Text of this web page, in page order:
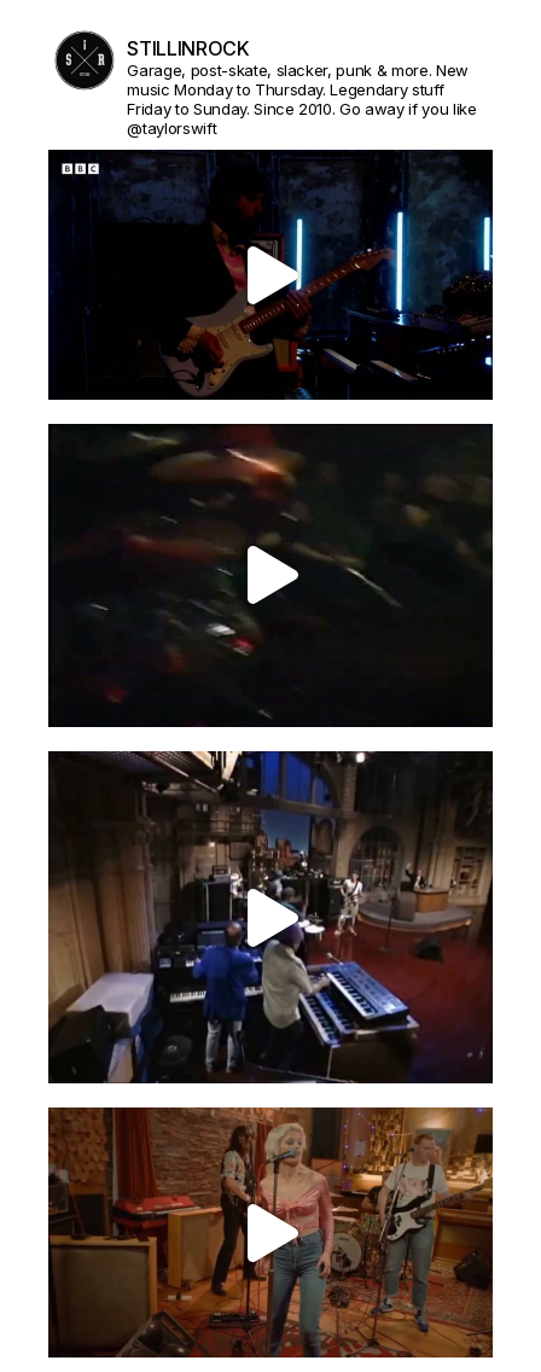
STILLINROCK
Garage, post-skate, slacker, punk & more. New
music Monday to Thursday. Legendary stuff
Friday to Sunday. Since 2010. Go away if you like
@taylorswift